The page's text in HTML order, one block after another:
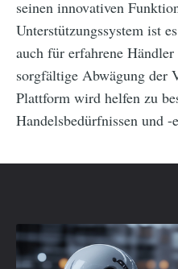
seinen innovativen
Unterstützungssystem ist
auch für erfahrene
sorgfältige Abwägung der
Plattform wird helfen zu
Handelsbedürfnissen und